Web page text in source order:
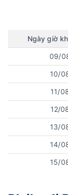
Ngày giờ
09/
10/
11/
12/
13/
14/
15/